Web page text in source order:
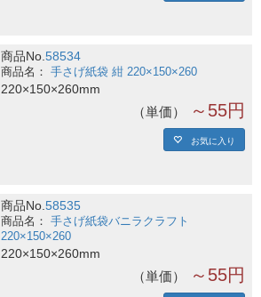
商品No.58534
手さげ紙袋 紺 220×150×260
220×150×260mm
単価 ～55円
お気に入り
商品No.58535
手さげ紙袋バニラクラフト
220×150×260
220×150×260mm
単価 ～55円